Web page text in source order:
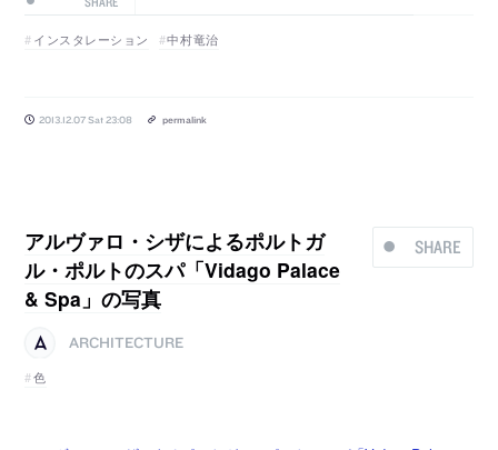
インスタレーション 中村竜治
2013.12.07 Sat 23:08 permalink
SHARE
アルヴァロ・シザによるポルトガ
ル・ポルトのスパ「Vidago Palace
& Spa」の写真
ARCHITECTURE
色